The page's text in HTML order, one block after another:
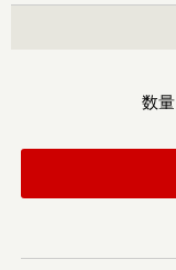
数量